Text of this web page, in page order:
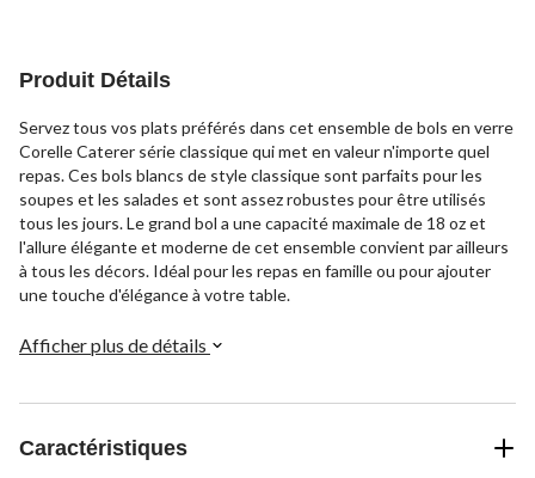
Produit Détails
Servez tous vos plats préférés dans cet ensemble de bols en verre
Corelle Caterer série classique qui met en valeur n'importe quel
repas. Ces bols blancs de style classique sont parfaits pour les
soupes et les salades et sont assez robustes pour être utilisés
tous les jours. Le grand bol a une capacité maximale de 18 oz et
l'allure élégante et moderne de cet ensemble convient par ailleurs
à tous les décors. Idéal pour les repas en famille ou pour ajouter
une touche d'élégance à votre table.
Afficher plus de détails
Caractéristiques